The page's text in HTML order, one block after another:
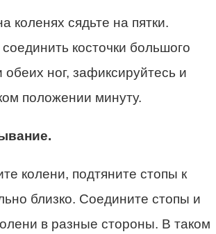
коленях сядьте на пятки.
косточки большого
обеих ног, зафиксируйтесь и
положении минуту.
колени, подтяните стопы к
близко. Соедините стопы и
в разные стороны. В таком